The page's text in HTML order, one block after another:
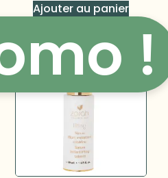
Ajouter au panier
!